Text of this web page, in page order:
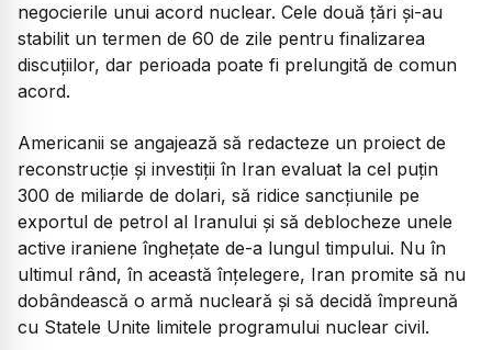
negocierile unui acord nuclear. Cele două țări și-au
stabilit un termen de 60 de zile pentru finalizarea
discuțiilor, dar perioada poate fi prelungită de comun
acord.
Americanii se angajează să redacteze un proiect de
reconstrucție și investiții în Iran evaluat la cel puțin
300 de miliarde de dolari, să ridice sancțiunile pe
exportul de petrol al Iranului și să deblocheze unele
active iraniene înghețate de-a lungul timpului. Nu în
ultimul rând, în această înțelegere, Iran promite să nu
dobândească o armă nucleară și să decidă împreună
cu Statele Unite limitele programului nuclear civil.